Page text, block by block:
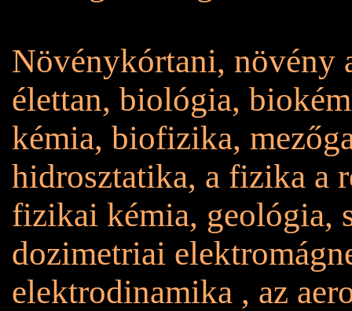
Növénykórtani, növény
élettan, biológia,
kémia, biofizika,
hidrosztatika, a fizika a
fizikai kémia, geológia,
dozimetriai
elektrodinamika , az